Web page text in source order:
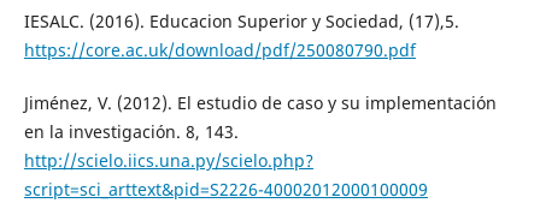
IESALC. (2016). Educacion Superior y Sociedad, (17),5.
https://core.ac.uk/download/pdf/250080790.pdf
Jiménez, V. (2012). El estudio de caso y su implementación
en la investigación. 8, 143.
http://scielo.iics.una.py/scielo.php?
script=sci_arttext&pid=S2226-40002012000100009